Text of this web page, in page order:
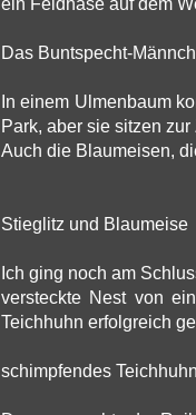
ein Feldhase auf dem
Das Buntspecht-
In einem Ulmenbaum
Park, aber sie sitzen
Auch die Blaumeisen,
Stieglitz und Blaumeise
Ich ging noch am
versteckte Nest von
Teichhuhn erfolgreich
schimpfendes Teichhuhn